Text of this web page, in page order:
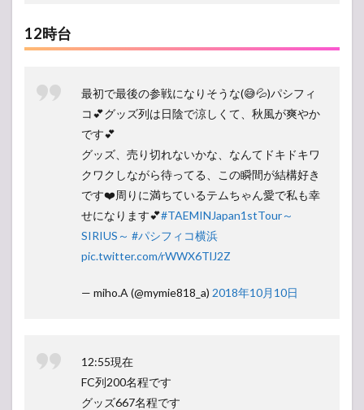
12時台
最初で最後の参戦になりそうな(😅💦)パシフィ
コ💕グッズ列は日陰で涼しくて、秋風が爽やか
です💕
グッズ、売り切れないかな、なんてドキドキワ
クワクしながら待ってる、この瞬間が結構好き
です❤️周りに満ちているテムちゃん愛で私も幸
せになります💕#TAEMINJapan1stTour～
SIRIUS～ #パシフィコ横浜
pic.twitter.com/rWWX6TlJ2Z
— miho.A (@mymie818_a) 2018年10月10日
12:55現在
FC列200名程です
グッズ667名程です